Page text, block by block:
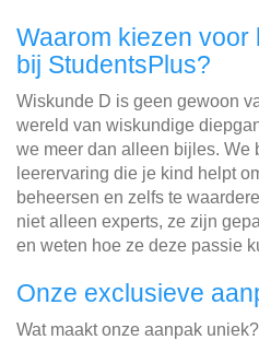
Waarom kiezen voor
bij StudentsPlus?
Wiskunde D is geen gewoon
wereld van wiskundige
we meer dan alleen bijles. We
leerervaring die je kind helpt
beheersen en zelfs te
niet alleen experts, ze zijn
en weten hoe ze deze passie
Onze exclusieve
Wat maakt onze aanpak